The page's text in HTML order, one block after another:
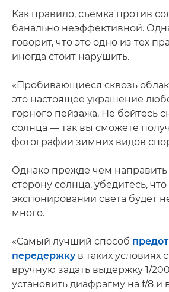
Как правило, съемка против
банально неэффективной.
говорит, что это одно из тех
иногда стоит нарушить.
«Пробивающиеся сквозь
это настоящее украшение
горного пейзажа. Не бойтесь
солнца — так вы сможете
фотографии зимних видов
Однако прежде чем направить
сторону солнца, убедитесь,
экспонировании света будет
много.
«Самый лучший способ
передержкув таких условиях
вручную задать выдержку 1/
установить диафрагму на f/8 и